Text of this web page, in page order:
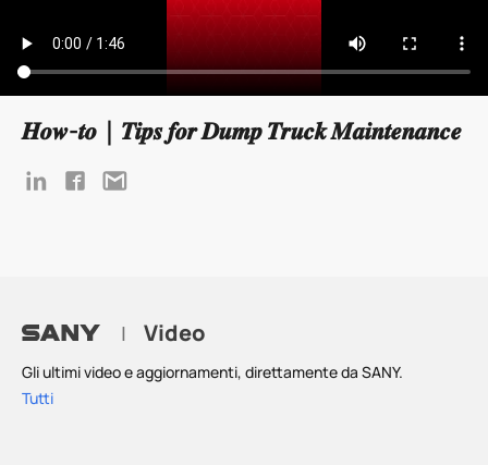
𝑯𝒐𝒘-𝒕𝒐｜𝑻𝒊𝒑𝒔 𝒇𝒐𝒓 𝑫𝒖𝒎𝒑 𝑻𝒓𝒖𝒄𝒌 𝑴𝒂𝒊𝒏𝒕𝒆𝒏𝒂𝒏𝒄𝒆
| Video
Gli ultimi video e aggiornamenti, direttamente da SANY.
Tutti